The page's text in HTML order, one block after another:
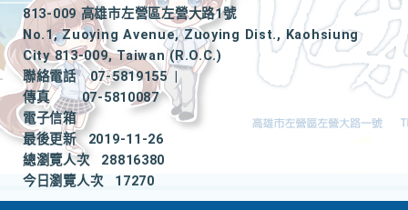
813-009 高雄市左營區左營大路1號
No.1, Zuoying Avenue, Zuoying Dist., Kaohsiung
City 813-009, Taiwan (R.O.C.)
聯絡電話
07-5819155
|
傳真
07-5810087
電子信箱
最後更新
2019-11-26
總瀏覽人次
28816380
今日瀏覽人次
17270